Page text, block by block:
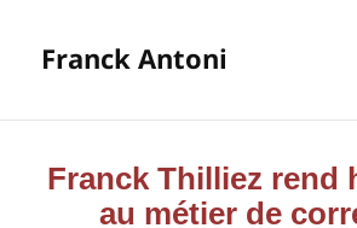
Franck Antoni
Franck Thilliez rend
au métier de